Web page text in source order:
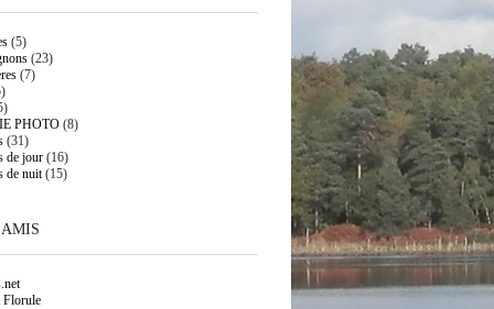
(5)
(23)
(7)
PHOTO(8)
(31)
de jour(16)
de nuit(15)
Florule